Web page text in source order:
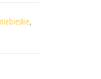
niebieskie,